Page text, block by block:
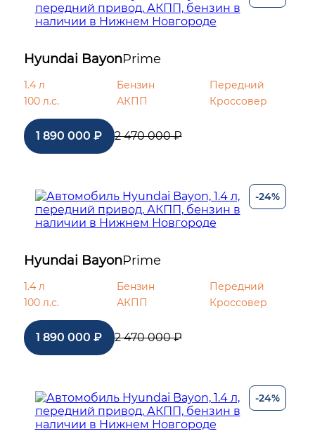
Hyundai BayonPrime
1.4 л Бензин
Передний
100 л.с.
АКПП Кроссовер
1 890 000 ₽ 2 470 000 ₽
-24%
Hyundai BayonPrime
1.4 л Бензин
Передний
100 л.с.
АКПП Кроссовер
1 890 000 ₽ 2 470 000 ₽
-24%